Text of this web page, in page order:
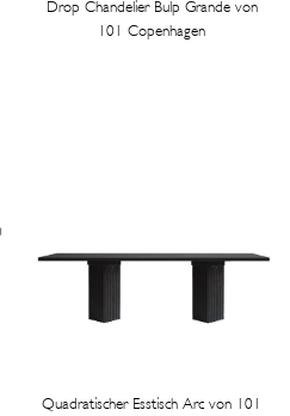
Drop Chandelier Bulp Grande von
101 Copenhagen
Quadratischer Esstisch Arc von 101